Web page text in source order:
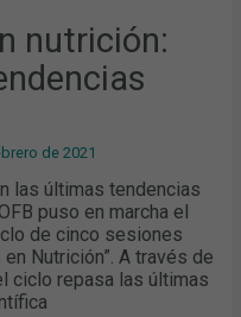
nutrición:
de 2021
las últimas tendencias
puso en marcha el
de cinco sesiones
Nutrición”. A través de
ciclo repasa las últimas